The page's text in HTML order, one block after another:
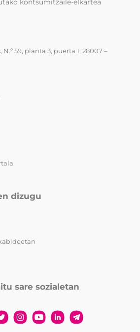
kontsumitzaile-elkartea
59, planta 3, puerta 1, 28007 –
dizugu
sare sozialetan